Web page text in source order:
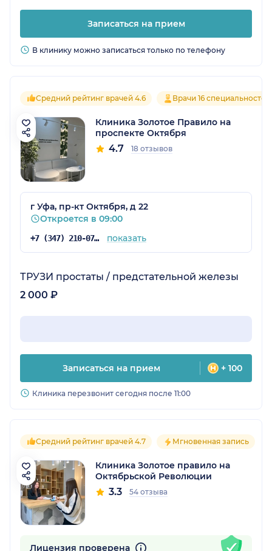
Записаться на прием
В клинику можно записаться только по телефону
Средний рейтинг врачей 4.6 Врачи 16 специальностей
Клиника Золотое Правило на
проспекте Октября
4.7 18 отзывов
г Уфа, пр-кт Октября, д 22
Откроется в 09:00
+7 (347) 210-07-63 показать
ТРУЗИ простаты / предстательной железы
2 000 ₽
Записаться на прием + 100
Клиника перезвонит сегодня после 11:00
Средний рейтинг врачей 4.7 Мгновенная запись
Клиника Золотое правило на
Октябрьской Революции
3.3 54 отзыва
Лицензия проверена